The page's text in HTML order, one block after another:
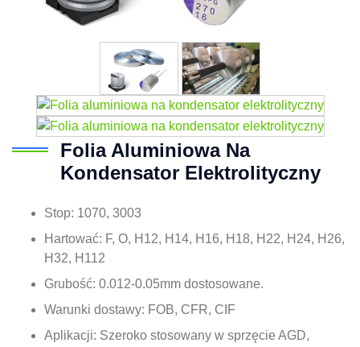
Folia Aluminiowa Na
Kondensator Elektrolityczny
Stop: 1070, 3003
Hartować: F, O, H12, H14, H16, H18, H22, H24, H26,
H32, H112
Grubość: 0.012-0.05mm dostosowane.
Warunki dostawy: FOB, CFR, CIF
Aplikacji: Szeroko stosowany w sprzęcie AGD,